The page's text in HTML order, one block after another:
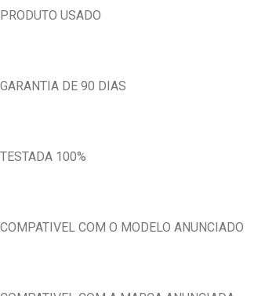
PRODUTO USADO
GARANTIA DE 90 DIAS
TESTADA 100%
COMPATIVEL COM O MODELO ANUNCIADO